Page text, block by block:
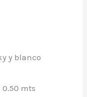
y blanco
0.50 mts